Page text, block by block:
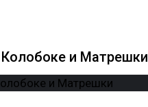
Колобоке и Матрешки